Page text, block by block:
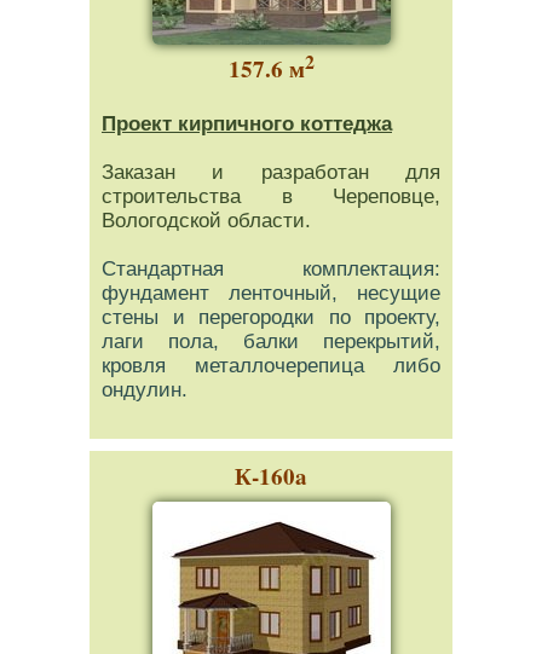
157.6 м2
Проект кирпичного коттеджа
Заказан и разработан для
строительства в Череповце,
Вологодской области.
Стандартная комплектация:
фундамент ленточный, несущие
стены и перегородки по проекту,
лаги пола, балки перекрытий,
кровля металлочерепица либо
ондулин.
К-160a